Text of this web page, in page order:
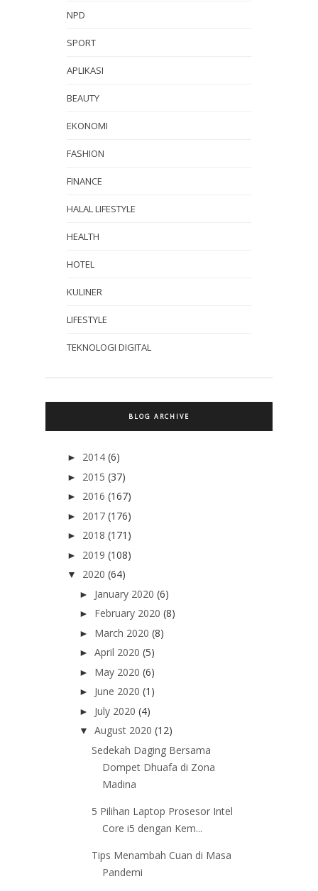
NPD
SPORT
APLIKASI
BEAUTY
EKONOMI
FASHION
FINANCE
HALAL LIFESTYLE
HEALTH
HOTEL
KULINER
LIFESTYLE
TEKNOLOGI DIGITAL
BLOG ARCHIVE
► 2014 (6)
► 2015 (37)
► 2016 (167)
► 2017 (176)
► 2018 (171)
► 2019 (108)
▼ 2020 (64)
► January 2020 (6)
► February 2020 (8)
► March 2020 (8)
► April 2020 (5)
► May 2020 (6)
► June 2020 (1)
► July 2020 (4)
▼ August 2020 (12)
Sedekah Daging Bersama
Dompet Dhuafa di Zona
Madina
5 Pilihan Laptop Prosesor Intel
Core i5 dengan Kem...
Tips Menambah Cuan di Masa
Pandemi